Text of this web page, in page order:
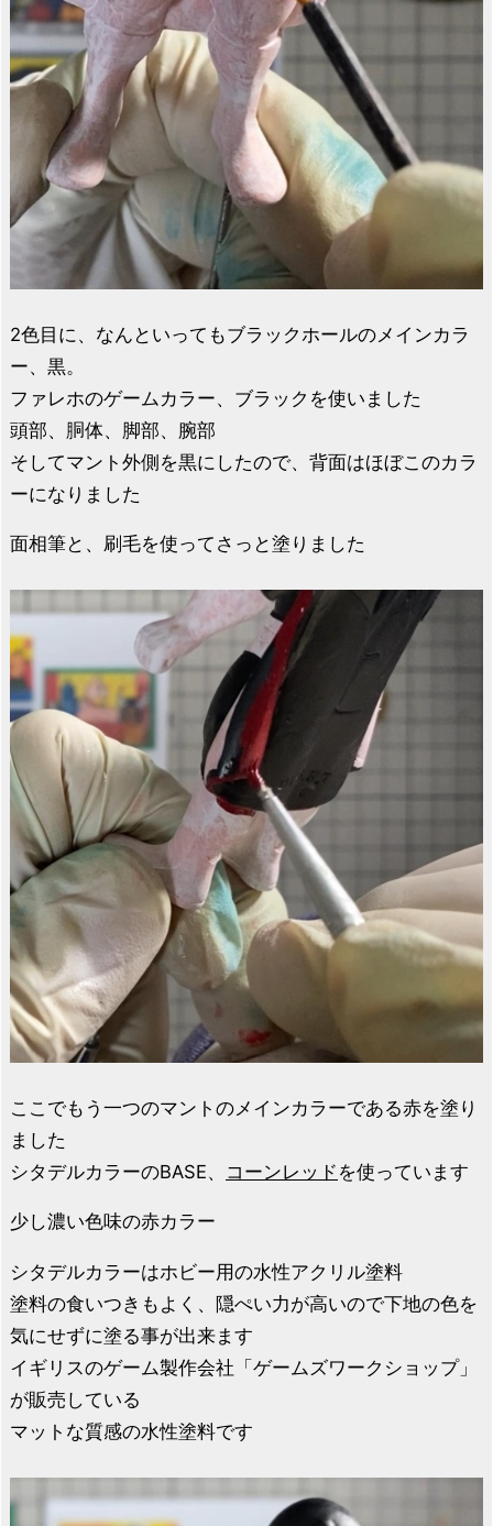
2色目に、なんといってもブラックホールのメインカラ
ー、黒。
ファレホのゲームカラー、ブラックを使いました
頭部、胴体、脚部、腕部
そしてマント外側を黒にしたので、背面はほぼこのカラ
ーになりました
面相筆と、刷毛を使ってさっと塗りました
ここでもう一つのマントのメインカラーである赤を塗り
ました
シタデルカラーのBASE、 コーンレッド を使っています
少し濃い色味の赤カラー
シタデルカラーはホビー用の水性アクリル塗料
塗料の食いつきもよく、隠ぺい力が高いので下地の色を
気にせずに塗る事が出来ます
イギリスのゲーム製作会社「ゲームズワークショップ」
が販売している
マットな質感の水性塗料です